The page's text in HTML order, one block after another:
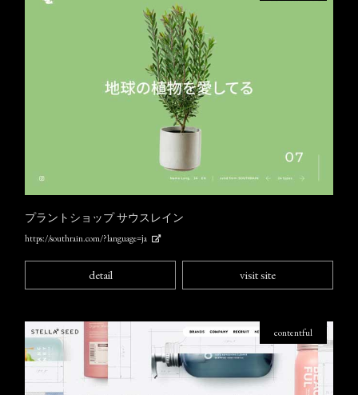
プラントショップ サウスレイン
https://southrain.com/?language=ja
detail visit site
contentful